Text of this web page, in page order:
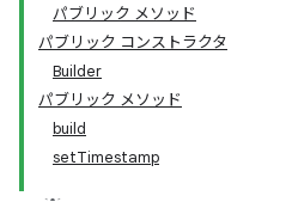
パブリック メソッド
パブリック コンストラクタ
Builder
パブリック メソッド
build
setTimestamp